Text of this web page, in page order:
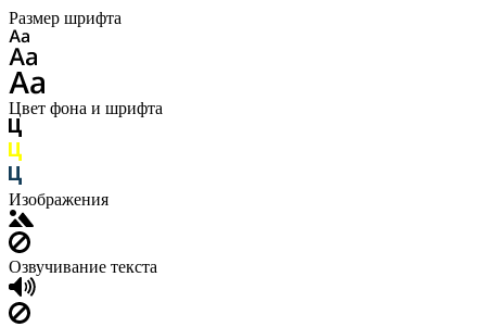
Размер шрифта
Цвет фона и шрифта
Изображения
Озвучивание текста